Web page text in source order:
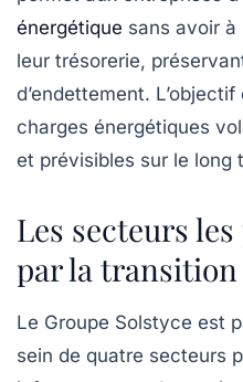
énergétique sans avoir à
leur trésorerie,
d’endettement.
charges énergétiques
et prévisibles sur le long
Les secteurs
par la
Le Groupe Solstyce est
sein de quatre secteurs